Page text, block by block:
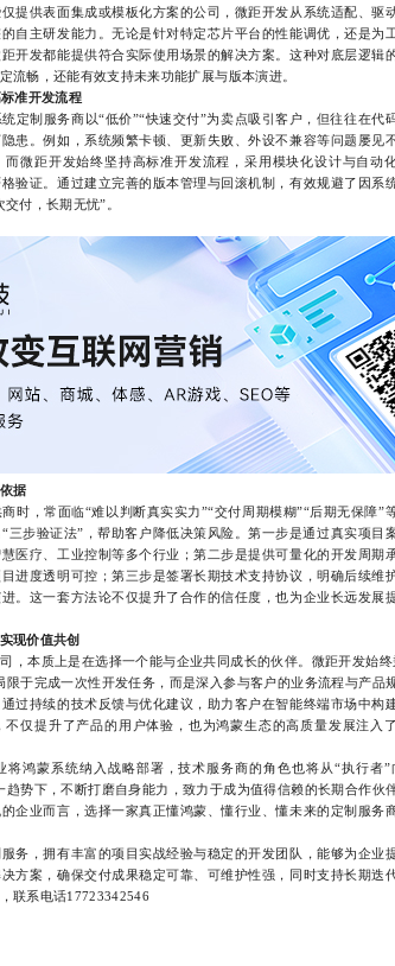
提供表面集成或模板化方案的公司，微距开发从系统适配、驱
自主研发能力。无论是针对特定芯片平台的性能调优，还是为
开发都能提供符合实际使用场景的解决方案。这种对底层逻辑
流畅，还能有效支持未来功能扩展与版本演进。
准开发流程
制服务商以“低价”“快速交付”为卖点吸引客户，但往往在代码
患。例如，系统频繁卡顿、更新失败、外设不兼容等问题屡见
微距开发始终坚持高标准开发流程，采用模块化设计与自动
验证。通过建立完善的版本管理与回滚机制，有效规避了因系
付，长期无忧”。
据
，常面临“难以判断真实实力”“交付周期模糊”“后期无保障”等
三步验证法”，帮助客户降低决策风险。第一步是通过真实项目
医疗、工业控制等多个行业；第二步是提供可量化的开发周期
进度透明可控；第三步是签署长期技术支持协议，明确后续维
。这一套方法论不仅提升了合作的信任度，也为企业长远发展
现价值共创
本质上是在选择一个能与企业共同成长的伙伴。微距开发始终
限于完成一次性开发任务，而是深入参与客户的业务流程与产品
过持续的技术反馈与优化建议，助力客户在智能终端市场中构
仅提升了产品的用户体验，也为鸿蒙生态的高质量发展注入
鸿蒙系统纳入战略部署，技术服务商的角色也将从“执行者”
趋势下，不断打磨自身能力，致力于成为值得信赖的长期合作伙
企业而言，选择一家真正懂鸿蒙、懂行业、懂未来的定制服务
，拥有丰富的项目实战经验与稳定的开发团队，能够为企业
方案，确保交付成果稳定可靠、可维护性强，同时支持长期迭
联系电话17723342546